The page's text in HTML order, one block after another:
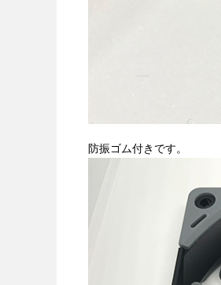
防振ゴム付きです。